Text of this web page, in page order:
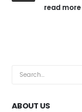
read more
ABOUT US